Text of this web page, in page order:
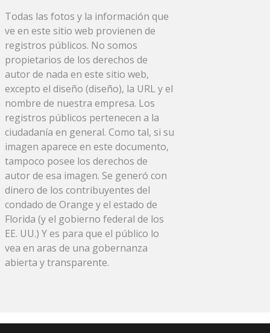
Todas las fotos y la información que
ve en este sitio web provienen de
registros públicos. No somos
propietarios de los derechos de
autor de nada en este sitio web,
excepto el diseño (diseño), la URL y el
nombre de nuestra empresa. Los
registros públicos pertenecen a la
ciudadanía en general. Como tal, si su
imagen aparece en este documento,
tampoco posee los derechos de
autor de esa imagen. Se generó con
dinero de los contribuyentes del
condado de Orange y el estado de
Florida (y el gobierno federal de los
EE. UU.) Y es para que el público lo
vea en aras de una gobernanza
abierta y transparente.